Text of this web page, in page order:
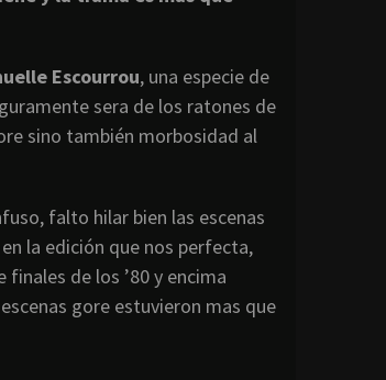
Escourrou, una especie de
sera de los ratones de
sino también morbosidad al
falto hilar bien las escenas
la edición que nos perfecta,
de los ’80 y encima
gore estuvieron mas que